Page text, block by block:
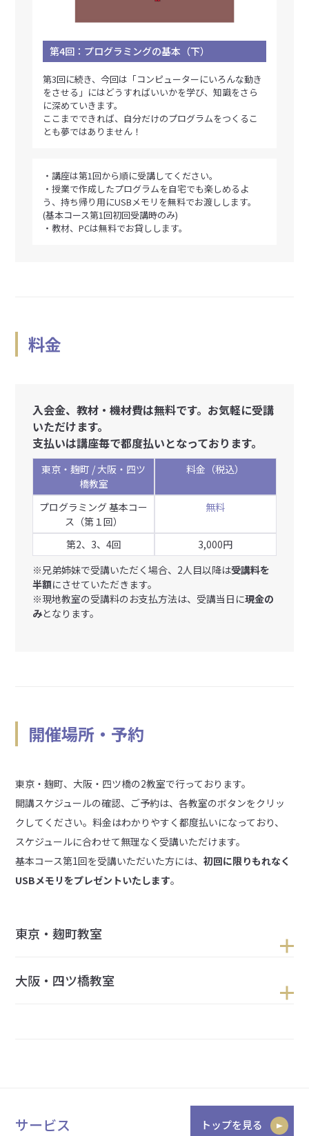
第4回：プログラミングの基本（下）
第3回に続き、今回は「コンピューターにいろんな動き
をさせる」にはどうすればいいかを学び、知識をさら
に深めていきます。
ここまでできれば、自分だけのプログラムをつくるこ
とも夢ではありません！
・講座は第1回から順に受講してください。
・授業で作成したプログラムを自宅でも楽しめるよ
う、持ち帰り用にUSBメモリを無料でお渡しします。
(基本コース第1回初回受講時のみ)
・教材、PCは無料でお貸しします。
料金
入会金、教材・機材費は無料です。お気軽に受講
いただけます。
支払いは講座毎で都度払いとなっております。
東京・麹町 / 大阪・四ツ
橋教室
料金（税込）
プログラミング 基本コー
ス（第１回）
無料
第2、3、4回
3,000円
※兄弟姉妹で受講いただく場合、2人目以降は受講料を
半額にさせていただきます。
※現地教室の受講料のお支払方法は、受講当日に現金の
みとなります。
開催場所・予約
東京・麹町、大阪・四ツ橋の2教室で行っております。
開講スケジュールの確認、ご予約は、各教室のボタンをクリッ
クしてください。料金はわかりやすく都度払いになっており、
スケジュールに合わせて無理なく受講いただけます。
基本コース第1回を受講いただいた方には、初回に限りもれなく
USBメモリをプレゼントいたします。
東京・麹町教室
大阪・四ツ橋教室
サービス トップを見る